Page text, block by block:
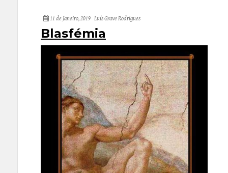
11 de Janeiro, 2019 Luís Grave Rodrigues
Blasfémia